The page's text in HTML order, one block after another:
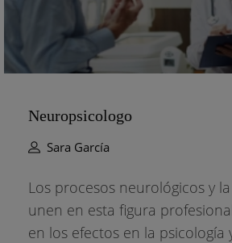
Neuropsicologo
Sara García
Los procesos neurológicos y
unen en esta figura
en los efectos en la psicología